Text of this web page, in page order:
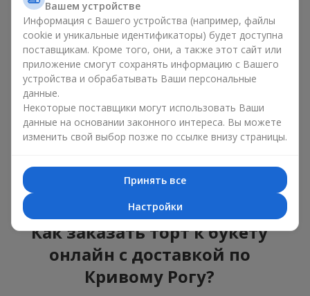
красота и вкус в одном
подарке
Торты с живыми цветами — это современное сочетание
флористики и гастрономической эстетики. Эксклюзивный
десерт в паре с
стильно и подчёркивает значимость события —дня
рождения ,рождения ребёнкаиликорпоратива.
В композиции букет цветов с тортом живые растения
завершает сладкий праздничный акцент. Такой десерт с
украшениями из любимых цветов отлично смотрится и на
праздничном столе, и на фотографиях.
Как заказать торт к букету
онлайн с доставкой по
Кривому Рогу?
Вашем устройстве
Информация с Вашего устройства (например, файлы
cookie и уникальные идентификаторы) будет доступна
поставщикам. Кроме того, они, а также этот сайт или
приложение смогут сохранять информацию с Вашего
устройства и обрабатывать Ваши персональные
данные.
Некоторые поставщики могут использовать Ваши
данные на основании законного интереса. Вы можете
изменить свой выбор позже по ссылке внизу страницы.
Принять все
Настройки